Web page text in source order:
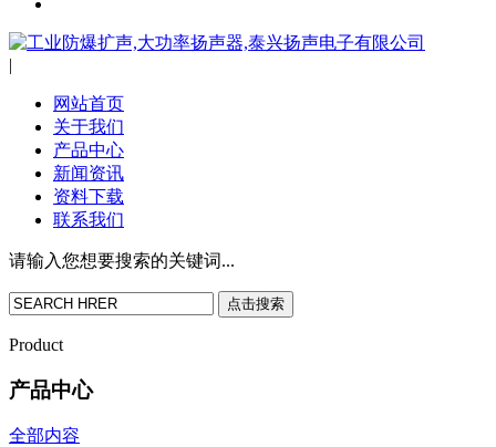
|
网站首页
关于我们
产品中心
新闻资讯
资料下载
联系我们
请输入您想要搜索的关键词...
点击搜索
Product
产品中心
全部内容